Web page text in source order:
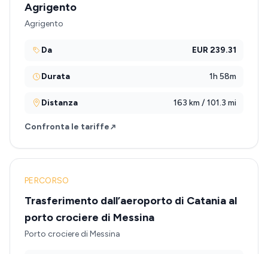
Agrigento
Agrigento
Da EUR 239.31
Durata 1h 58m
Distanza 163 km / 101.3 mi
Confronta le tariffe
PERCORSO
Trasferimento dall’aeroporto di Catania al
porto crociere di Messina
Porto crociere di Messina